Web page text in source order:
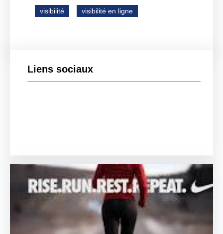
visibilité visibilité en ligne
Liens sociaux